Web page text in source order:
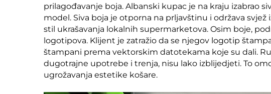
prilagođavanje boja. Albanski kupac je na kraju izabrao
model. Siva boja je otporna na prljavštinu i održava
stil ukrašavanja lokalnih supermarketova. Osim boje,
logotipova. Klijent je zatražio da se njegov logotip
štampani prema vektorskim datotekama koje su dali.
dugotrajne upotrebe i trenja, nisu lako izblijedjeti. To
ugrožavanja estetike košare.